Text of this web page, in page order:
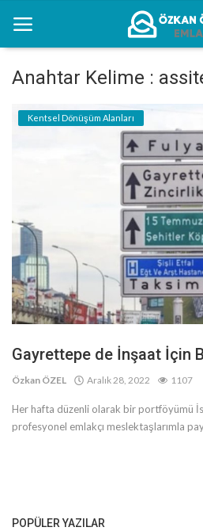
Anasayfa
Kentsel Dönüşüm Alanları
İletişim
Türkçe
Anahtar Kelime :
Kentsel Dönüşüm Alanları
Gayrettepe de İnşaat İçin
Özkan ÖZEL Aralık 28, 2022 1107
Her hafta düzenli olarak bir portföyümü
profesyonel emlakçı meslektaşlarımla
POPÜLER YAZILAR